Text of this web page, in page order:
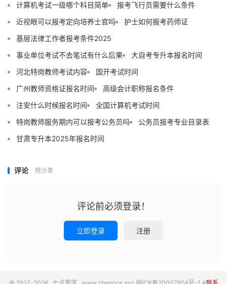
计算机考试一级哪个科目简单
报考飞行员需要什么条件
近视眼可以报考定向培养士官吗
护士如何报考药师证
基层法律工作者报考条件2025
事业单位考试不去笔试有什么后果
大自考专升本报名时间
河北特岗教师考试内容
国开考试时间
广州教师资格证报名时间
高级会计职称报名条件
注安什么时候报名时间
全国计算机考试时间
特岗教师服务期内可以报考公务员吗
公务员报考专业目录表
甘肃专升本2025年报名时间
评论 抢沙发
评论前必须登录！
立即登录 注册